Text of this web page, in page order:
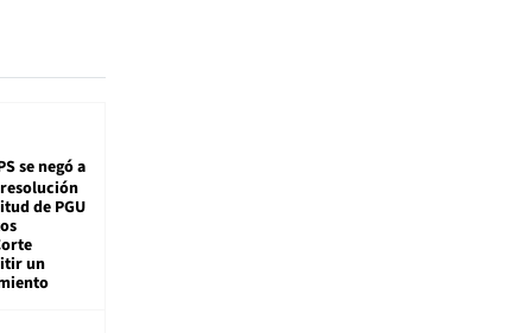
se negó a
de PGU
un